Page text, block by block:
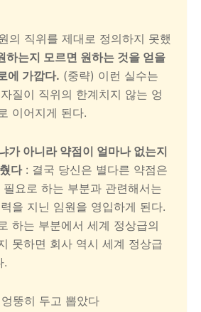
의 직위를 제대로 정의하지 못했
하는지 모르면 원하는 것을 얻을
에 가깝다. (중략) 이런 실수는
질이 직위의 한계치지 않는 엉
이어지게 된다.
가 아니라 약점이 얼마나 없는지
다: 결국 당신은 별다른 약점은
필요로 하는 부분과 관련해서는
을 지닌 임원을 영입하게 된다.
하는 부분에서 세계 정상급의
못하면 회사 역시 세계 정상급
.
뚱히 두고 뽑았다